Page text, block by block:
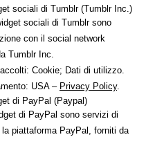
sociali di Tumblr (Tumblr Inc.)
sociali di Tumblr sono
con il social network
Tumblr Inc.
Cookie; Dati di utilizzo.
USA – Privacy Policy.
di PayPal (Paypal)
di PayPal sono servizi di
piattaforma PayPal, forniti da